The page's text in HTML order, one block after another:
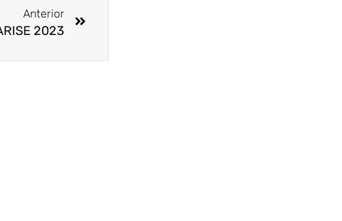
Anterior
2023